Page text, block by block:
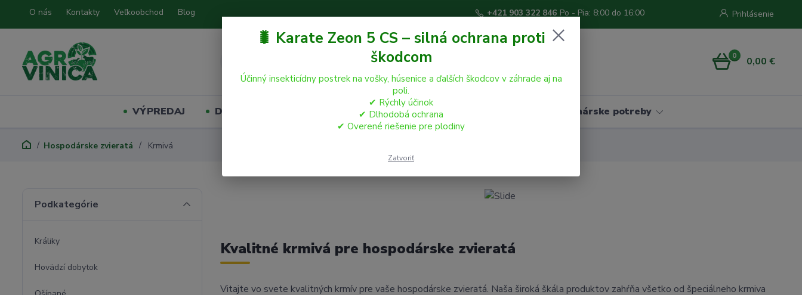
O nás Kontakty Veľkoobchod Blog Prihlásenie
+421 903 322 846 Po - Pia: 8:00 do 16:00
0 0,00 €
VÝPREDAJ Domáci miláčikovia Hospodárske zvieratá Vinárske potreby
Hospodárske zvieratá Krmivá
Kvalitné krmivá pre hospodárske zvieratá
Vitajte vo svete kvalitných krmív pre vaše hospodárske zvieratá. Naša široká škála produktov zahŕňa všetko od špeciálneho krmiva
Podkategórie
Králiky
Hovädzí dobytok
🐛 Karate Zeon 5 CS – silná ochrana proti
škodcom
Účinný insekticídny postrek na vošky, húsenice a ďalších škodcov v záhrade aj na
poli.
✔ Rýchly účinok
✔ Dlhodobá ochrana
✔ Overené riešenie pre plodiny
Zatvoriť